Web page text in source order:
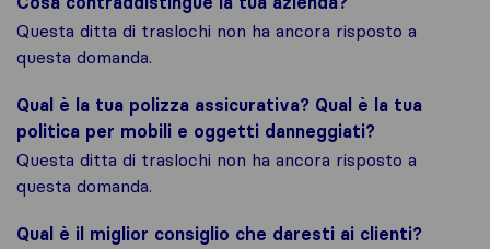
Questa ditta di traslochi non ha ancora risposto a
questa domanda.
Qual è la tua polizza assicurativa? Qual è la tua
politica per mobili e oggetti danneggiati?
Questa ditta di traslochi non ha ancora risposto a
questa domanda.
Qual è il miglior consiglio che daresti ai clienti?